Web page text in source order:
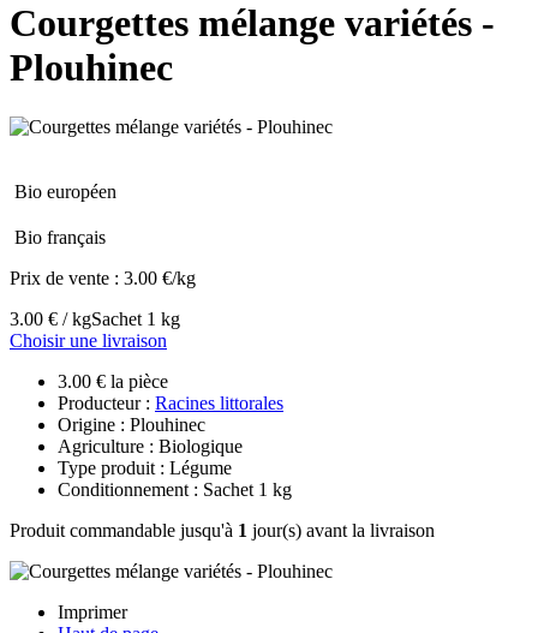
Courgettes mélange variétés -
Plouhinec
Bio européen
Bio français
Prix de vente : 3.00 €/kg
3.00 € / kgSachet 1 kg
Choisir une livraison
3.00 € la pièce
Producteur : Racines littorales
Origine : Plouhinec
Agriculture : Biologique
Type produit : Légume
Conditionnement : Sachet 1 kg
Produit commandable jusqu'à 1 jour(s) avant la livraison
Imprimer